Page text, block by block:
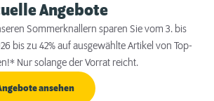
Angebote
Sommerknallern sparen Sie vom 3. bis
bis zu 42% auf ausgewählte Artikel von Top-
Nur solange der Vorrat reicht.
ansehen